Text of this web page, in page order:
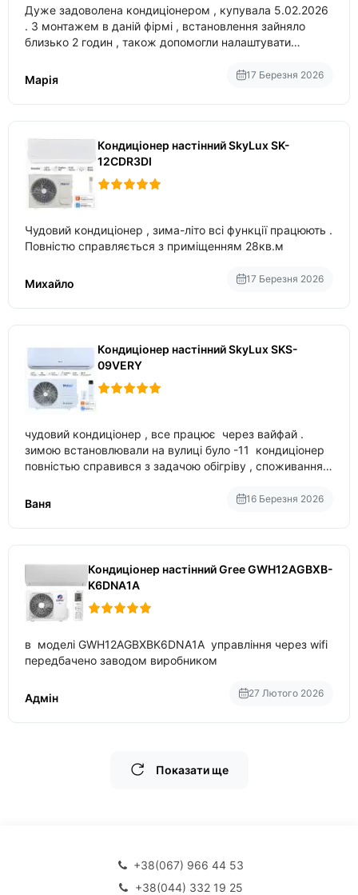
Дуже задоволена кондиціонером , купувала 5.02.2026
. З монтажем в даній фірмі , встановлення зайняло
близько 2 годин , також допомогли налаштувати
Марія
17 Березня 2026
Кондиціонер настінний SkyLux SK-
12CDR3DI
Чудовий кондиціонер , зима-літо всі функції працюють .
Повністю справляється з приміщенням 28кв.м
Михайло 17 Березня 2026
Кондиціонер настінний SkyLux SKS-
09VERY
чудовий кондиціонер , все працює через вайфай .
зимою встановлювали на вулиці було -11 кондиціонер
повністью справився з задачою обігріву , споживання
температури
Ваня 16 Березня 2026
Кондиціонер настінний Gree GWH12AGBXB-
K6DNA1A
в моделі GWH12AGBXBK6DNA1A управління через wifi
передбачено заводом виробником
Адмін 27 Лютого 2026
Показати ще
+38(067) 966 44 53
+38(044) 332 19 25